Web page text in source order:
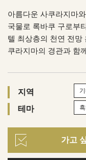
아름다운 사쿠라지마
국물로 록바쿠 구로부
텔 최상층의 천연 전망
쿠라지마의 경관과 함
지역
테마
가고